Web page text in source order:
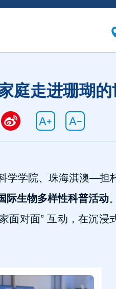
庭走进珊瑚
学学院、珠海淇澳—担
际生物多样性科普活动
面对面” 互动，在沉浸